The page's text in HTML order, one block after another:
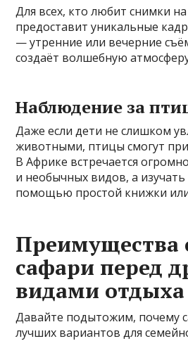
Для всех, кто любит снимки
предоставит уникальные
— утренние или вечерние
создаёт волшебную
Наблюдение за
Даже если дети не слишком
животными, птицы смогут
В Африке встречается
и необычных видов, а
помощью простой книжки
Преимущества
сафари перед
видами отдыха
Давайте подытожим, почему
лучших вариантов для